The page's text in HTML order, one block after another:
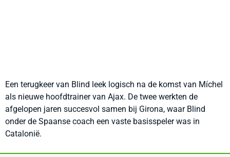
Een terugkeer van Blind leek logisch na de komst van Míchel
als nieuwe hoofdtrainer van Ajax. De twee werkten de
afgelopen jaren succesvol samen bij Girona, waar Blind
onder de Spaanse coach een vaste basisspeler was in
Catalonië.